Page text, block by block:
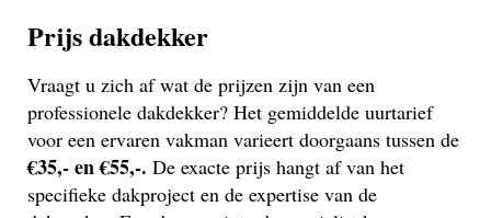
Prijs dakdekker
Vraagt u zich af wat de prijzen zijn van een
professionele dakdekker? Het gemiddelde uurtarief
voor een ervaren vakman varieert doorgaans tussen de
€35,- en €55,-. De exacte prijs hangt af van het
specifieke dakproject en de expertise van de